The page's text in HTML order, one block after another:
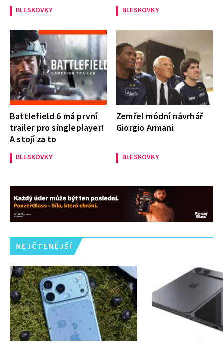
BLESKOVKY BLESKOVKY
Battlefield 6 má první
trailer pro singleplayer!
A stojí za to
BLESKOVKY
Zemřel módní návrhář
Giorgio Armani
BLESKOVKY
NEJČTENĚJŠÍ